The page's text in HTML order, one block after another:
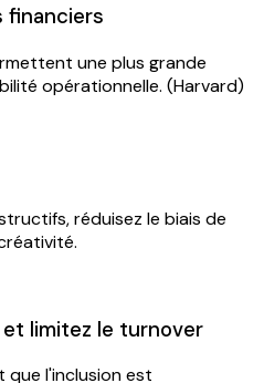
financiers
une plus grande
opérationnelle. (Harvard)
réduisez le biais de
limitez le turnover
que l'inclusion est